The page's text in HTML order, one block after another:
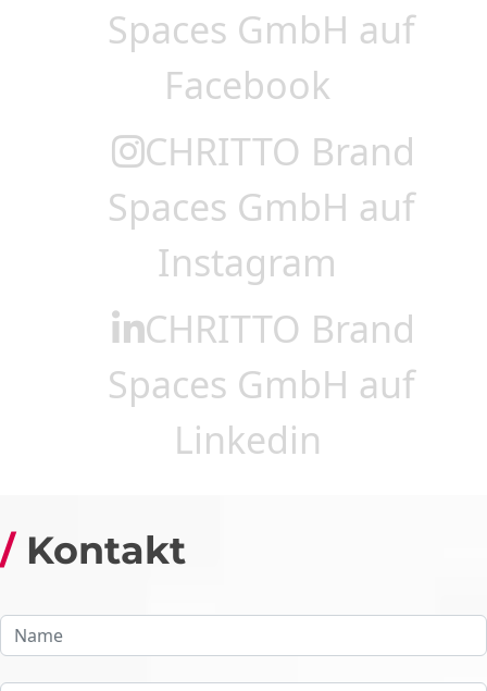
Spaces GmbH auf
Facebook
CHRITTO Brand
Spaces GmbH auf
Instagram
CHRITTO Brand
Spaces GmbH auf
Linkedin
Kontakt